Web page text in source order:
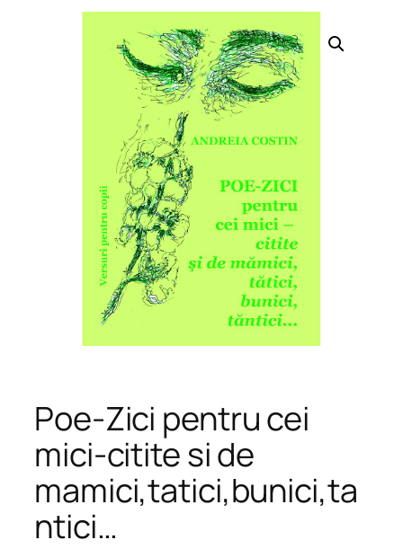
Poe-Zici pentru cei
mici-citite si de
mamici,tatici,bunici,ta
ntici…